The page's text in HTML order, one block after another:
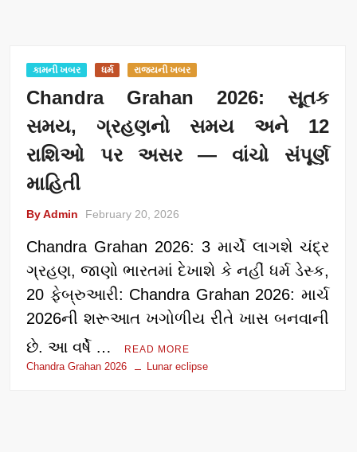
કામની ખબર ધર્મ રાજ્યની ખબર
Chandra Grahan 2026: સૂતક
સમય, ગ્રહણનો સમય અને 12
રાશિઓ પર અસર — વાંચો સંપૂર્ણ
માહિતી
By Admin February 20, 2026
Chandra Grahan 2026: 3 માર્ચે લાગશે ચંદ્ર
ગ્રહણ, જાણો ભારતમાં દેખાશે કે નહીં ધર્મ ડેસ્ક,
20 ફેબ્રુઆરી: Chandra Grahan 2026: માર્ચ
2026ની શરૂઆત ખગોળીય રીતે ખાસ બનવાની
છે. આ વર્ષે …
READ MORE
Chandra Grahan 2026 Lunar eclipse